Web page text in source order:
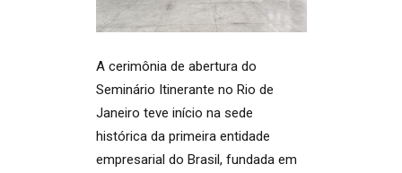
A cerimônia de abertura do
Seminário Itinerante no Rio de
Janeiro teve início na sede
histórica da primeira entidade
empresarial do Brasil, fundada em